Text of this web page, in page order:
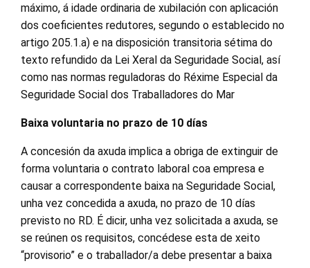
máximo, á idade ordinaria de xubilación con aplicación
dos coeficientes redutores, segundo o establecido no
artigo 205.1.a) e na disposición transitoria sétima do
texto refundido da Lei Xeral da Seguridade Social, así
como nas normas reguladoras do Réxime Especial da
Seguridade Social dos Traballadores do Mar
Baixa voluntaria no prazo de 10 días
A concesión da axuda implica a obriga de extinguir de
forma voluntaria o contrato laboral coa empresa e
causar a correspondente baixa na Seguridade Social,
unha vez concedida a axuda, no prazo de 10 días
previsto no RD. É dicir, unha vez solicitada a axuda, se
se reúnen os requisitos, concédese esta de xeito
“provisorio” e o traballador/a debe presentar a baixa